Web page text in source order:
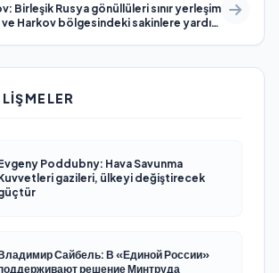
Birleşik Rusya gönüllüleri sınır yerleşim
Harkov bölgesindeki sakinlere yardım
Poddubny: Hava Savunma
gazileri, ülkeyi değiştirecek
Сайбель: В «Единой России»
решение Минтруда